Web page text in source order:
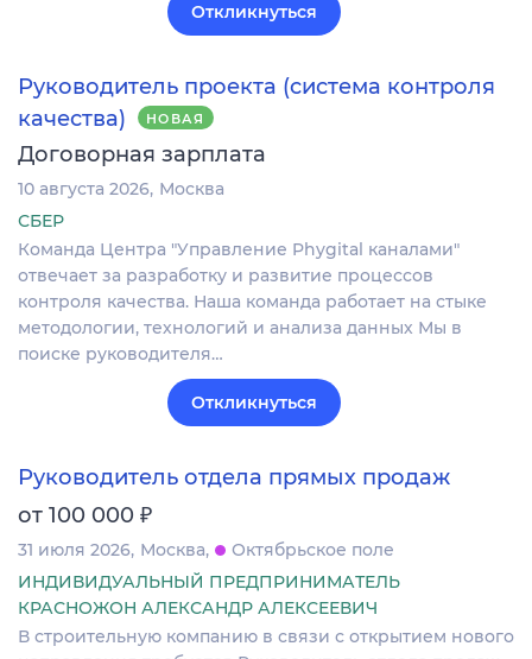
Откликнуться
Руководитель проекта (система контроля
качества)
НОВАЯ
Договорная зарплата
10 августа 2026 Москва
СБЕР
Команда Центра "Управление Phygital каналами"
отвечает за разработку и развитие процессов
контроля качества. Наша команда работает на стыке
методологии, технологий и анализа данных Мы в
поиске руководителя…
Откликнуться
Руководитель отдела прямых продаж
от 100 000 ₽
31 июля 2026 Москва
Октябрьское поле
ИНДИВИДУАЛЬНЫЙ ПРЕДПРИНИМАТЕЛЬ
КРАСНОЖОН АЛЕКСАНДР АЛЕКСЕЕВИЧ
В строительную компанию в связи с открытием нового